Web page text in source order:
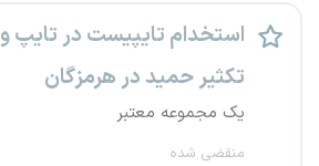
استخدام تایپیست در تایپ و
تکثیر حمید در هرمزگان
یک مجموعه معتبر
منقضی شده